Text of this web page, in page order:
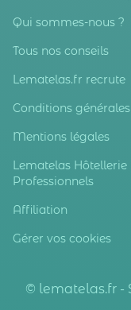
Qui sommes-nous ?
Tous nos conseils
Lematelas.fr recrute
Conditions générales
Mentions légales
Lematelas Hôtellerie
Professionnels
Affiliation
Gérer vos cookies
© lematelas.fr -